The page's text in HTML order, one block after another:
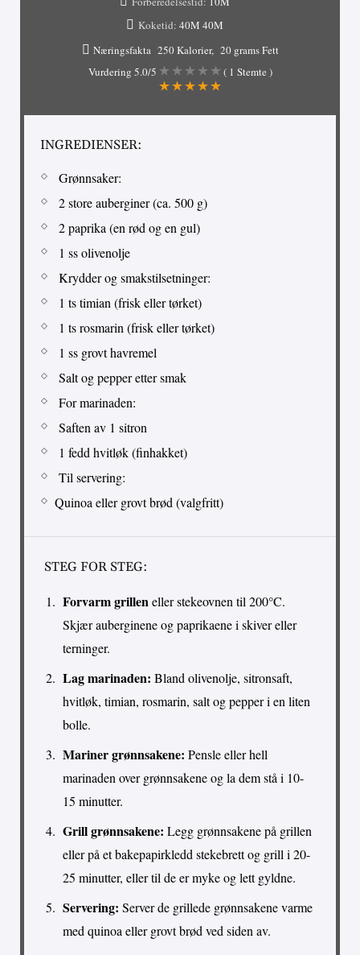
Koketid: 40M 40M
Næringsfakta 250 Kalorier
20 grams Fett
Vurdering 5.0/5 ( 1 Stemte )
INGREDIENSER:
Grønnsaker:
2 store auberginer (ca. 500 g)
2 paprika (en rød og en gul)
1 ss olivenolje
Krydder og smakstilsetninger:
1 ts timian (frisk eller tørket)
1 ts rosmarin (frisk eller tørket)
1 ss grovt havremel
Salt og pepper etter smak
For marinaden:
Saften av 1 sitron
1 fedd hvitløk (finhakket)
Til servering:
Quinoa eller grovt brød (valgfritt)
STEG FOR STEG:
Forvarm grilleneller stekeovnen til 200°C.
Skjær auberginene og paprikaene i skiver eller
terninger.
Lag marinaden: Bland olivenolje, sitronsaft,
hvitløk, timian, rosmarin, salt og pepper i en liten
bolle.
Mariner grønnsakene: Pensle eller hell
marinaden over grønnsakene og la dem stå i 10-
15 minutter.
Grill grønnsakene: Legg grønnsakene på grillen
eller på et bakepapirkledd stekebrett og grill i 20-
25 minutter, eller til de er myke og lett gyldne.
Servering: Server de grillede grønnsakene varme
med quinoa eller grovt brød ved siden av.